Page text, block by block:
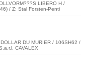
LIBERO H /
/ Z: Stal Forsten-Penti
DU MURIER / 106SH62 /
CAVALEX